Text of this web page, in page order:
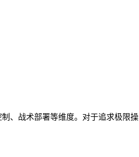
、战术部署等维度。对于追求极限操